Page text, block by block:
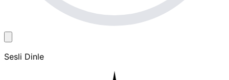
Sesli Dinle